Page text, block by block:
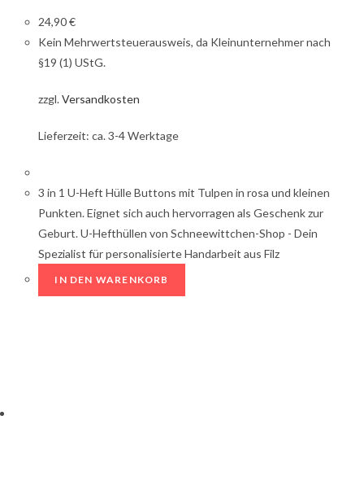
24,90€
Kein Mehrwertsteuerausweis, da Kleinunternehmer nach
§19 (1) UStG.
zzgl.Versandkosten
Lieferzeit: ca. 3-4 Werktage
3 in 1 U-Heft Hülle Buttons mit Tulpen in rosa und kleinen
Punkten. Eignet sich auch hervorragen als Geschenk zur
Geburt. U-Hefthüllen von Schneewittchen-Shop - Dein
Spezialist für personalisierte Handarbeit aus Filz
IN DEN WARENKORB